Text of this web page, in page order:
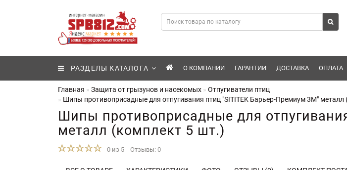
РАЗДЕЛЫ КАТАЛОГА О КОМПАНИИ ГАРАНТИИ ДОСТАВКА ОПЛАТА
Главная Защита от грызунов и насекомых
Отпугиватели птиц
Шипы противоприсадные для отпугивания птиц "SITITEK Барьер-Премиум 3М" металл
Шипы противоприсадные для
металл (комплект 5 шт.)
0 из 5 Отзывы: 0